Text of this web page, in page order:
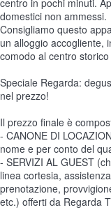
centro in pochi minuti.
domestici non ammessi.
Consigliamo questo
un alloggio accogliente,
comodo al centro
Speciale Regarda:
nel prezzo!
Il prezzo finale è
- CANONE DI
nome e per conto del
- SERVIZI AL GUEST
linea cortesia,
prenotazione,
etc.) offerti da Regarda